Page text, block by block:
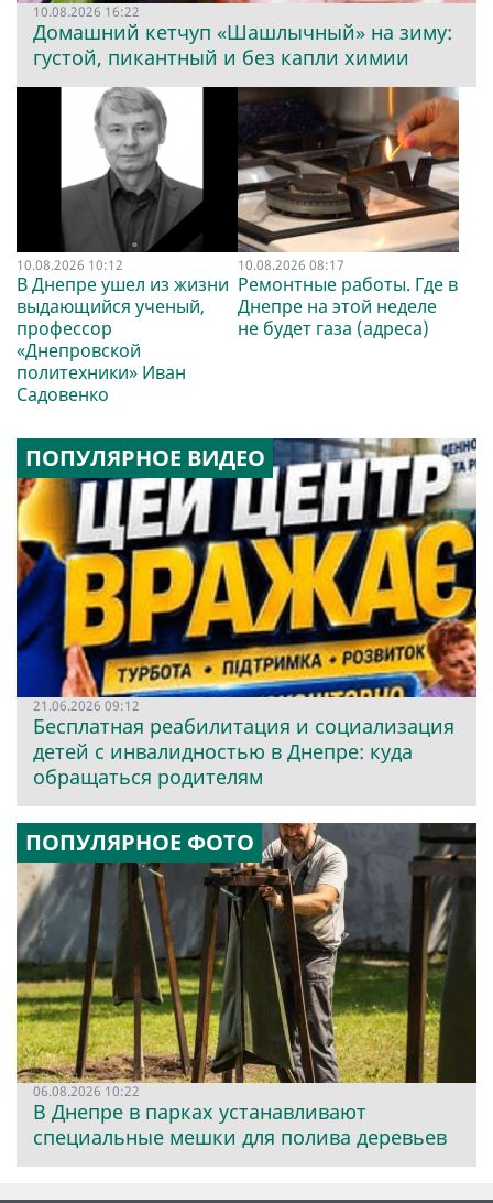
10.08.2026 16:22
Домашний кетчуп «Шашлычный» на зиму:
густой, пикантный и без капли химии
10.08.2026 10:12
В Днепре ушел из жизни
выдающийся ученый,
профессор
«Днепровской
политехники» Иван
Садовенко
10.08.2026 08:17
Ремонтные работы. Где в
Днепре на этой неделе
не будет газа (адреса)
ПОПУЛЯРНОЕ ВИДЕО
21.06.2026 09:12
Бесплатная реабилитация и социализация
детей с инвалидностью в Днепре: куда
обращаться родителям
ПОПУЛЯРНОЕ ФОТО
06.08.2026 10:22
В Днепре в парках устанавливают
специальные мешки для полива деревьев